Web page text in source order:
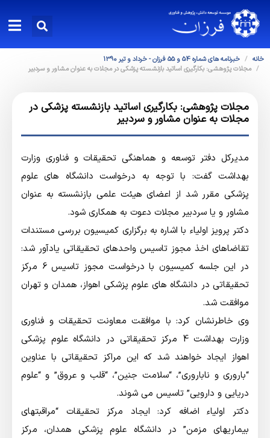
خانه
خبرنامه های شماره 54 و 55 فرزان - خرداد و تیر 1390
مجلات پژوهشی: بکارگیری اساتید بازنشسته پزشکی در مجلات به عنوان مشاور و سردبیر
مجلات پژوهشی: بکارگیری اساتید بازنشسته پزشکی در
مجلات به عنوان مشاور و سردبیر
مدیرکل دفتر توسعه و هماهنگی تحقیقات و فناوری وزارت
بهداشت گفت: با توجه به درخواست دانشگاه های علوم
پزشکی مقرر شد از اعضای هیئت علمی بازنشسته به عنوان
مشاور و یا سردبیر مجلات دعوت به همکاری شود.
دکتر پرویز اولیاء با اشاره به برگزاری کمیسیون بررسی مستندات
تقاضاهای اخذ مجوز تاسیس واحدهای تحقیقاتی یادآور شد:
در این جلسه کمیسیون با درخواست مجوز تاسیس 6 مرکز
تحقیقاتی در دانشگاه های علوم پزشکی اهواز، همدان و تهران
موافقت شد.
وی خاطرنشان کرد: با موافقت معاونت تحقیقات و فناوری
وزارت بهداشت 4 مرکز تحقیقاتی در دانشگاه علوم پزشکی
اهواز ایجاد خواهند شد که این مراکز تحقیقاتی با عناوین
“باروری و ناباروری”، “سلامت جنین”، “قلب و عروق” و “علوم
دریایی و دارویی” تاسیس می شوند.
دکتر اولیاء اضافه کرد: ایجاد مرکز تحقیقات “مراقبتهای
بیماریهای مزمن” در دانشگاه علوم پزشکی همدان، مرکز